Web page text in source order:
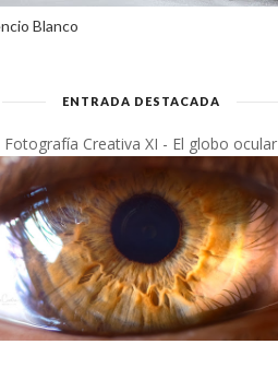
Blanco
ENTRADA DESTACADA
Fotografía Creativa XI - El globo ocular